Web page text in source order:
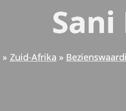
Sani
Zuid-Afrika